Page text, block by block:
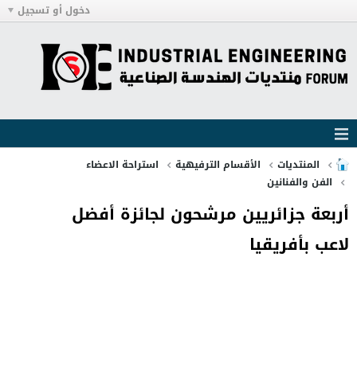
دخول أو تسجيل
المنتديات الأقسام الترفيهية
استراحة الاعضاء
الفن والفنانين
أربعة جزائريين مرشحون لجائزة أفضل
لاعب بأفريقيا